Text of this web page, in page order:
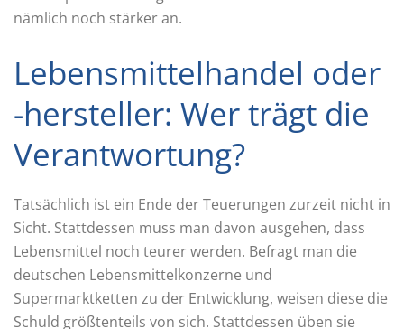
nämlich noch stärker an.
Lebensmittelhandel oder
-hersteller: Wer trägt die
Verantwortung?
Tatsächlich ist ein Ende der Teuerungen zurzeit nicht in
Sicht. Stattdessen muss man davon ausgehen, dass
Lebensmittel noch teurer werden. Befragt man die
deutschen Lebensmittelkonzerne und
Supermarktketten zu der Entwicklung, weisen diese die
Schuld größtenteils von sich. Stattdessen üben sie